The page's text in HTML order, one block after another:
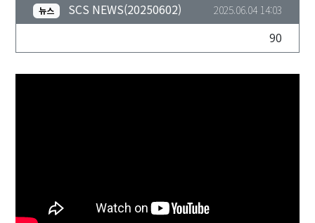
뉴스 SCS NEWS(20250602) 2025.06.04 14:03
90